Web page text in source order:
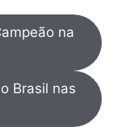
na
Brasil nas